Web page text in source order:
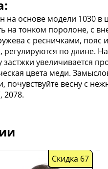
на основе модели 1030 в
на тонком поролоне, с
с ресничками,
регулируются по длине.
застжки увеличивается
цвета меди.
почувствуйте весну с
2078.
Скидка 67